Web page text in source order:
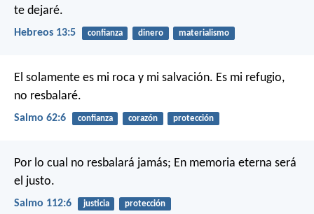
te dejaré.
Hebreos 13:5 confianza dinero materialismo
El solamente es mi roca y mi salvación. Es mi refugio,
no resbalaré.
Salmo 62:6 confianza corazón protección
Por lo cual no resbalará jamás; En memoria eterna será
el justo.
Salmo 112:6 justicia protección